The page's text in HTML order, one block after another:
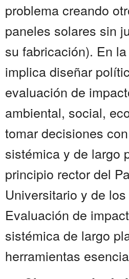
problema creando
paneles solares sin
su fabricación). En
implica diseñar
evaluación de
ambiental, social,
tomar decisiones
sistémica y de largo
principio rector del
Universitario y de los
Evaluación de
sistémica de largo
herramientas